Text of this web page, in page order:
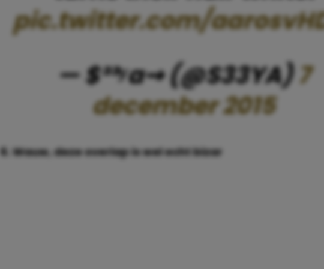
pic.twitter.com/
— $³³ʸa⇝ (@S33YA)7
december 2015
6. Wauw, deze overlap is wel echt bizar